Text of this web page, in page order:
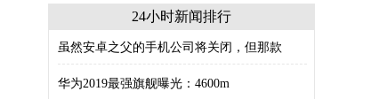
24小时新闻排行
虽然安卓之父的手机公司将关闭，但那款
华为2019最强旗舰曝光：4600m